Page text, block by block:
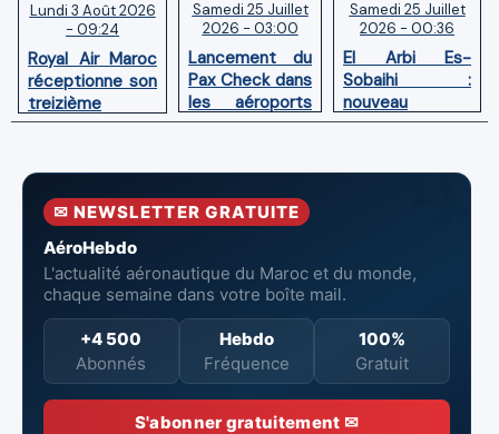
Lundi 3 Août 2026
- 09:24
Royal Air Maroc
réceptionne son
treizième
Boeing 787
Samedi 25 Juillet
2026 - 03:00
Lancement du
Pax Check dans
les aéroports
du Maroc
Samedi 25 Juillet
2026 - 00:36
El Arbi Es-
Sobaihi :
nouveau
directeur à la
l’Aéroport
Mohammed V
✉ NEWSLETTER GRATUITE
AéroHebdo
L'actualité aéronautique du Maroc et du monde,
chaque semaine dans votre boîte mail.
+4 500
Abonnés
Hebdo
Fréquence
100%
Gratuit
S'abonner gratuitement ✉